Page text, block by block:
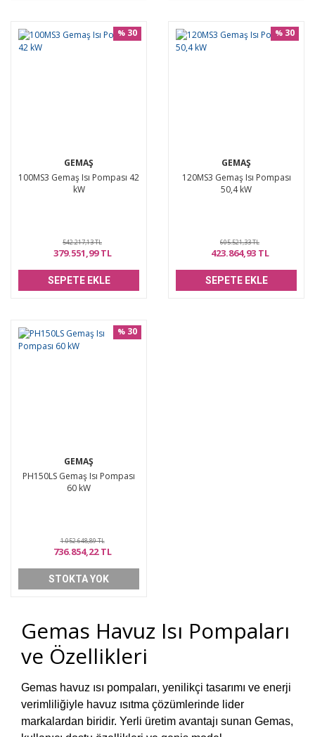
GEMAŞ
100MS3 Gemaş Isı Pompası 42
kW
% 30
542.217,13 TL
379.551,99 TL
SEPETE EKLE
GEMAŞ
120MS3 Gemaş Isı Pompası
50,4 kW
% 30
605.521,33 TL
423.864,93 TL
SEPETE EKLE
GEMAŞ
PH150LS Gemaş Isı Pompası
60 kW
% 30
1.052.648,89 TL
736.854,22 TL
STOKTA YOK
Gemas Havuz Isı Pompaları
ve Özellikleri
Gemas havuz ısı pompaları, yenilikçi tasarımı ve enerji
verimliliğiyle havuz ısıtma çözümlerinde lider
markalardan biridir. Yerli üretim avantajı sunan Gemas,